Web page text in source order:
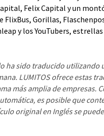
Felix Capital y un
FlixBus, Gorillas,
y los YouTubers,
ha sido traducido utilizando
LUMITOS ofrece estas
más amplia de empresas.
es posible que
original en Inglés se